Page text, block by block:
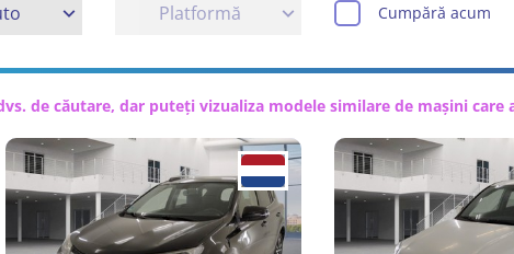
Platformă Cumpără acum
de căutare, dar puteți vizualiza modele similare de mașini care